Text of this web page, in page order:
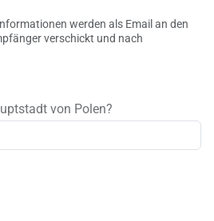
werden als Email an den
verschickt und nach
von Polen?